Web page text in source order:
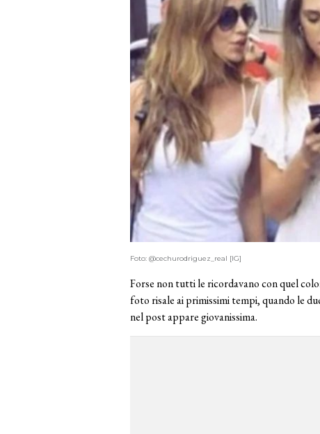
Foto: @cechurodriguez_real [IG]
Forse non tutti le ricordavano con quel
foto risale ai primissimi tempi, quando le
nel post appare giovanissima.